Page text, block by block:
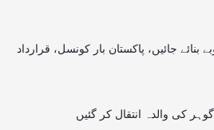
جائیں، پاکستان بار کونسل، قرارداد
کی والدہ انتقال کر گئیں